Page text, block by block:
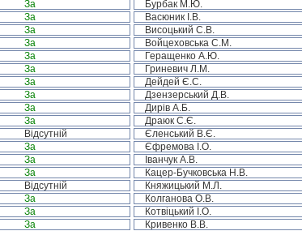
За Бурбак М.Ю.
За Васюник І.В.
За Висоцький С.В.
За Войцеховська С.М.
За Геращенко А.Ю.
За Гриневич Л.М.
За Дейдей Є.С.
За Дзензерський Д.В.
За Дирів А.Б.
За Драюк С.Є.
Відсутній Єленський В.Є.
За Єфремова І.О.
За Іванчук А.В.
За Кацер-Бучковська Н.В.
Відсутній Княжицький М.Л.
За Колганова О.В.
За Котвіцький І.О.
За Кривенко В.В.